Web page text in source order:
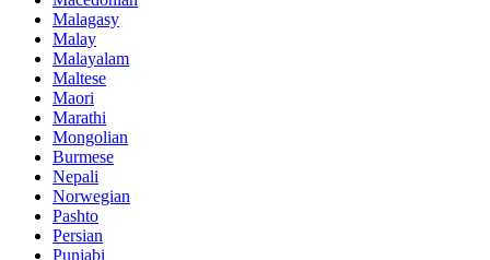
Malagasy
Malay
Malayalam
Maltese
Maori
Marathi
Mongolian
Burmese
Nepali
Norwegian
Pashto
Persian
Punjabi